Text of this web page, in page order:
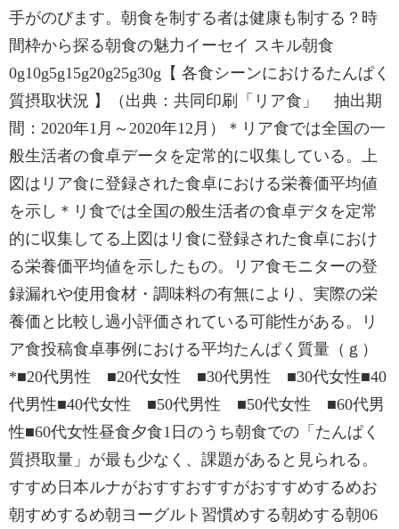
手がのびます。朝食を制する者は健康も制する？時
間枠から探る朝食の魅力イーセイ スキル朝食
0g10g5g15g20g25g30g【 各食シーンにおけるたんぱく
質摂取状況 】（出典：共同印刷「リア食」 抽出期
間：2020年1月～2020年12月）＊リア食では全国の一
般生活者の食卓データを定常的に収集している。上
図はリア食に登録された食卓における栄養価平均値
を示し＊リ食では全国の般生活者の食卓デタを定常
的に収集してる上図はリ食に登録された食卓におけ
る栄養価平均値を示したもの。リア食モニターの登
録漏れや使用食材・調味料の有無により、実際の栄
養価と比較し過小評価されている可能性がある。リ
ア食投稿食卓事例における平均たんぱく質量（ｇ）
*■20代男性 ■20代女性 ■30代男性 ■30代女性■40
代男性■40代女性 ■50代男性 ■50代女性 ■60代男
性■60代女性昼食夕食1日のうち朝食での「たんぱく
質摂取量」が最も少なく、課題があると見られる。
すすめ日本ルナがおすすおすすがおすすめするめお
朝すめするめ朝ヨーグルト習慣めする朝めする朝06